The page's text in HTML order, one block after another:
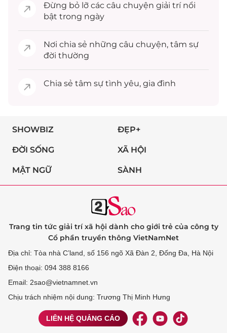
Đừng bỏ lỡ các câu chuyện giải trínổi
bật trong ngày
Nơi chia sẻ những câu chuyện, tâm sự
đời thường
Chia sẻ tâm sự tình yêu, gia đình
SHOWBIZ ĐẸP+
ĐỜI SỐNG XÃ HỘI
MẬT NGỮ SÀNH
Trang tin tức giải trí xã hội dành cho giới trẻ của công ty
Cổ phần truyền thông VietNamNet
Địa chỉ: Tòa nhà C’land, số 156 ngõ Xã Đàn 2, Đống Đa, Hà Nội
Điện thoại: 094 388 8166
Email: 2sao@vietnamnet.vn
Chịu trách nhiệm nội dung: Trương Thị Minh Hưng
LIÊN HỆ QUẢNG CÁO